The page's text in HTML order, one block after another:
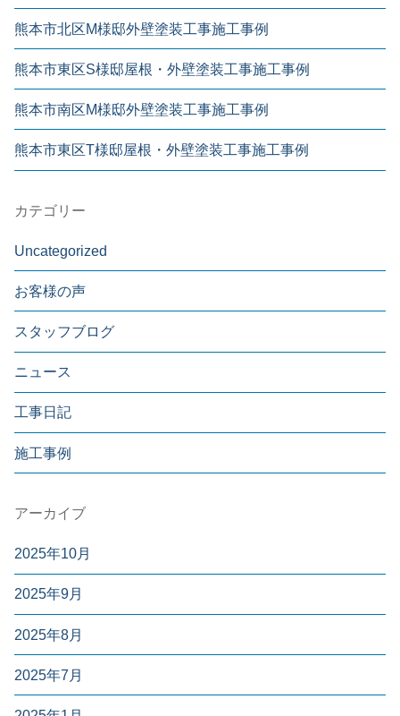
熊本市北区M様邸外壁塗装工事施工事例
熊本市東区S様邸屋根・外壁塗装工事施工事例
熊本市南区M様邸外壁塗装工事施工事例
熊本市東区T様邸屋根・外壁塗装工事施工事例
カテゴリー
Uncategorized
お客様の声
スタッフブログ
ニュース
工事日記
施工事例
アーカイブ
2025年10月
2025年9月
2025年8月
2025年7月